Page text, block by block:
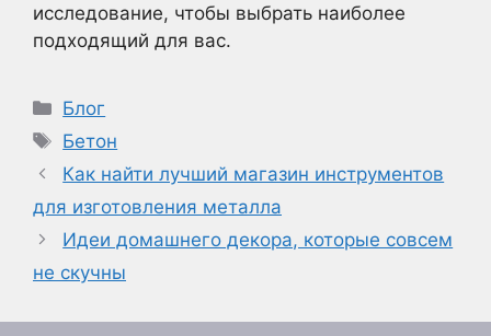
исследование, чтобы выбрать наиболее
подходящий для вас.
Рубрики
Блог
Метки
Бетон
Как найти лучший магазин инструментов
для изготовления металла
Идеи домашнего декора, которые совсем
не скучны